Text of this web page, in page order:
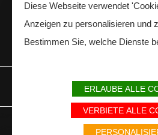
PRESSE
Avec le soutien du Fonds Européen de
steun van het Europese Fonds voor
Diese Webseite verwendet
Anzeigen zu personalisieren und
Bestimmen Sie, welche Dienste
ERLAUBE ALLE
VERBIETE ALLE